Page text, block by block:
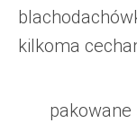
kilkoma